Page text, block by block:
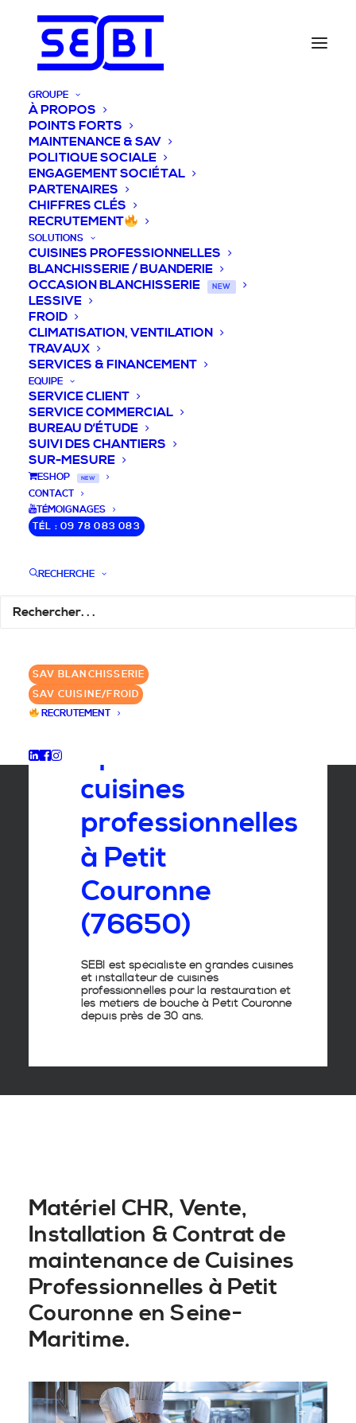
GROUPE
À PROPOS
POINTS FORTS
MAINTENANCE & SAV
POLITIQUE SOCIALE
ENGAGEMENT SOCIÉTAL
PARTENAIRES
CHIFFRES CLÉS
RECRUTEMENT
SOLUTIONS
CUISINES PROFESSIONNELLES
BLANCHISSERIE / BUANDERIE
OCCASION BLANCHISSERIE
NEW
LESSIVE
FROID
CLIMATISATION, VENTILATION
TRAVAUX
SERVICES & FINANCEMENT
EQUIPE
SERVICE CLIENT
SERVICE COMMERCIAL
BUREAU D’ÉTUDE
SUIVI DES CHANTIERS
SUR-MESURE
ESHOP NEW
CONTACT
TÉMOIGNAGES
TÉL : 09 78 083 083
RECHERCHE
SAV BLANCHISSERIE
SAV CUISINE/FROID
RECRUTEMENT
DEVIS / CONSEILS /
QUESTIONS
✆ 09 78 083 083
GROUPE SEBI
Spécialiste
cuisines
professionnelles
à Petit
Couronne
(76650)
SEBI est spécialiste en grandes cuisines
et installateur de cuisines
professionnelles pour la restauration et
les métiers de bouche à Petit Couronne
depuis près de 30 ans.
Matériel CHR, Vente,
Installation & Contrat de
maintenance de Cuisines
Professionnelles à Petit
Couronne en Seine-
Maritime.